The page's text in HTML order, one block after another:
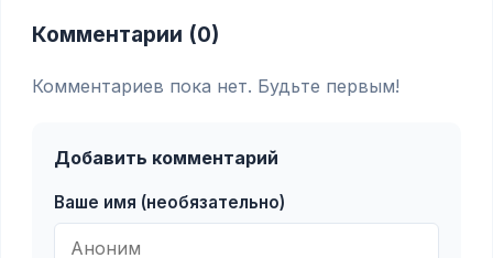
Комментарии (0)
Комментариев пока нет. Будьте первым!
Добавить комментарий
Ваше имя (необязательно)